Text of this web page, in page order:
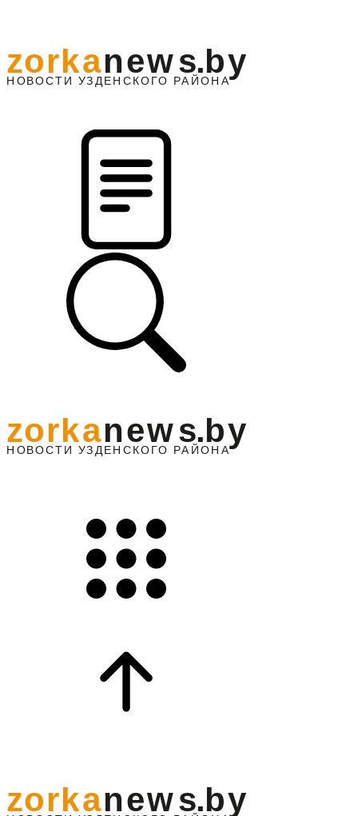
НО ВОСТИ УЗДЕНС КО ГО РАЙОНА
zorkanews.by